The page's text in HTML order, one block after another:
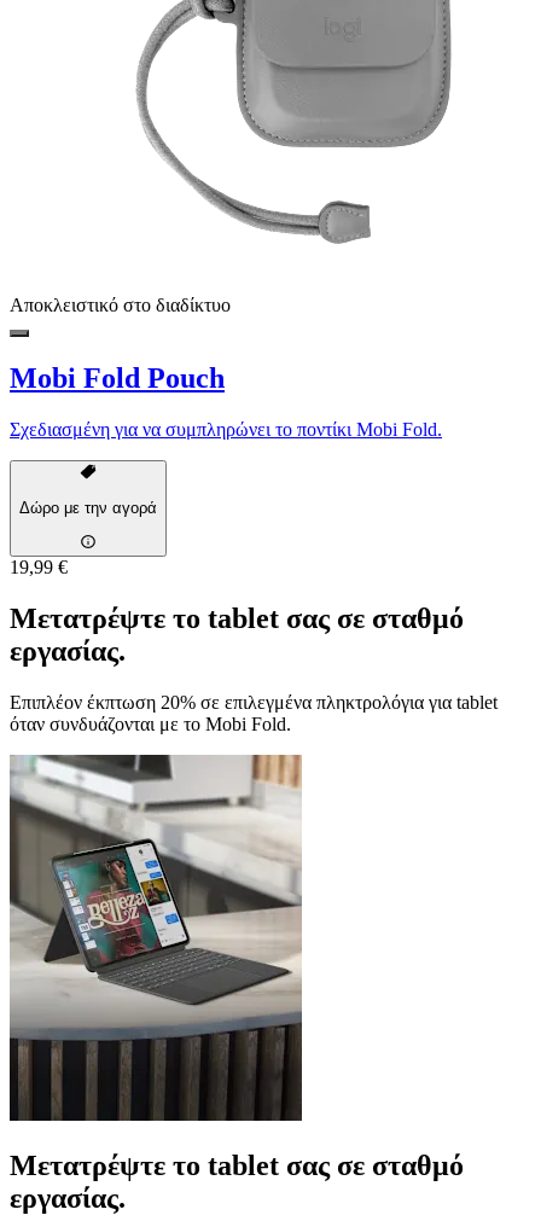
Αποκλειστικό στο διαδίκτυο
Mobi Fold Pouch
Σχεδιασμένη για να συμπληρώνει το ποντίκι Mobi Fold.
Δώρο με την αγορά
19,99 €
Μετατρέψτε το tablet σας σε σταθμό
εργασίας.
Επιπλέον έκπτωση 20% σε επιλεγμένα πληκτρολόγια για tablet
όταν συνδυάζονται με το Mobi Fold.
Μετατρέψτε το tablet σας σε σταθμό
εργασίας.